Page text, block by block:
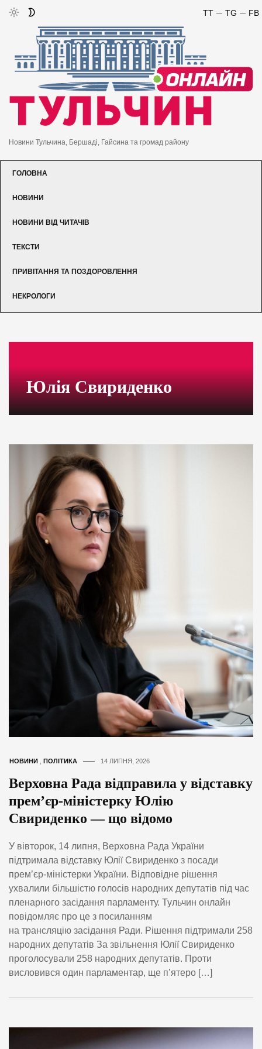
FB
TG
TT
Новини Тульчина, Бершаді, Гайсина та громад району
ГОЛОВНА
НОВИНИ
НОВИНИ ВІД ЧИТАЧІВ
ТЕКСТИ
ПРИВІТАННЯ ТА ПОЗДОРОВЛЕННЯ
НЕКРОЛОГИ
Юлія Свириденко
НОВИНИ ПОЛІТИКА 14 ЛИПНЯ, 2026
Верховна Рада відправила у відставку
прем’єр-міністерку Юлію
Свириденко — що відомо
У вівторок, 14 липня, Верховна Рада України
підтримала відставку Юлії Свириденко з посади
прем’єр-міністерки України. Відповідне рішення
ухвалили більшістю голосів народних депутатів під час
пленарного засідання парламенту. Тульчин онлайн
повідомляє про це з посиланням
на трансляцію засідання Ради. Рішення підтримали 258
народних депутатів За звільнення Юлії Свириденко
проголосували 258 народних депутатів. Проти
висловився один парламентар, ще п’ятеро […]